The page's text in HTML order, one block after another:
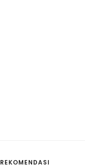
REKOMENDASI